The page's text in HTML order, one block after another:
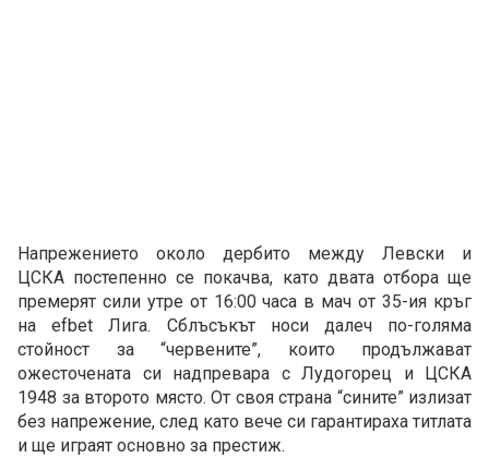
Напрежението около дербито между Левски и
ЦСКА постепенно се покачва, като двата отбора ще
премерят сили утре от 16:00 часа в мач от 35-ия кръг
на efbet Лига. Сблъсъкът носи далеч по-голяма
стойност за “червените”, които продължават
ожесточената си надпревара с Лудогорец и ЦСКА
1948 за второто място. От своя страна “сините” излизат
без напрежение, след като вече си гарантираха титлата
и ще играят основно за престиж.